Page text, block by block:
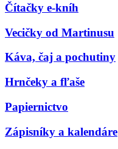
Čítačky e-kníh
Vecičky od Martinusu
Káva, čaj a pochutiny
Hrnčeky a fľaše
Papiernictvo
Zápisníky a kalendáre